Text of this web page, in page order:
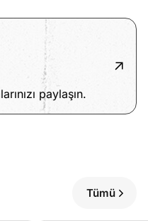
paylaşın.
Tümü